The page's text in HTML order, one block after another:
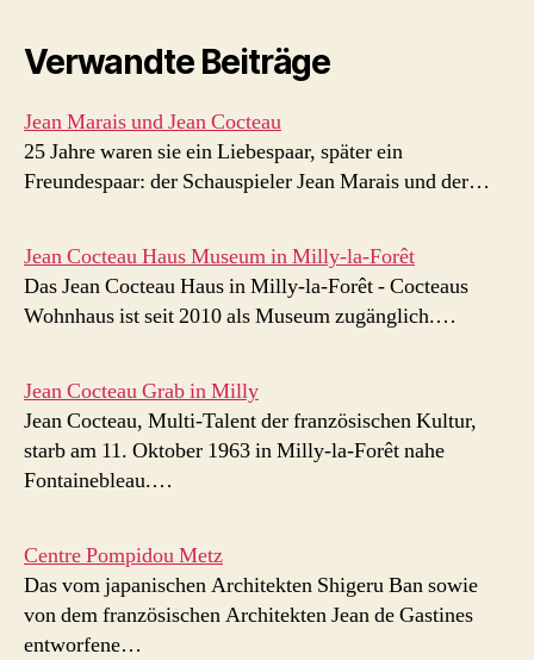
Verwandte Beiträge
Jean Marais und Jean Cocteau
25 Jahre waren sie ein Liebespaar, später ein
Freundespaar: der Schauspieler Jean Marais und der…
Jean Cocteau Haus Museum in Milly-la-Forêt
Das Jean Cocteau Haus in Milly-la-Forêt - Cocteaus
Wohnhaus ist seit 2010 als Museum zugänglich.…
Jean Cocteau Grab in Milly
Jean Cocteau, Multi-Talent der französischen Kultur,
starb am 11. Oktober 1963 in Milly-la-Forêt nahe
Fontainebleau.…
Centre Pompidou Metz
Das vom japanischen Architekten Shigeru Ban sowie
von dem französischen Architekten Jean de Gastines
entworfene…